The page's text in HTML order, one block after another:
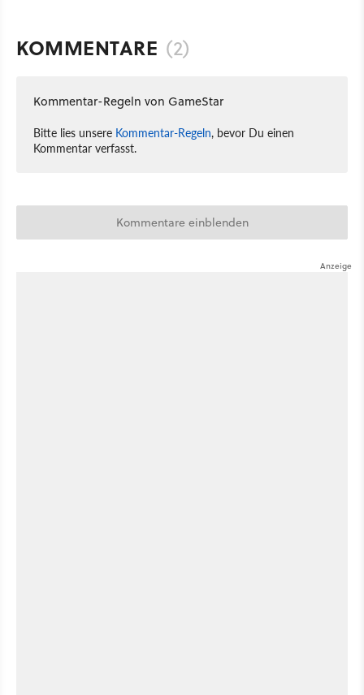
KOMMENTARE (2)
Kommentar-Regeln von GameStar
Bitte lies unsere Kommentar-Regeln, bevor Du einen
Kommentar verfasst.
Kommentare einblenden